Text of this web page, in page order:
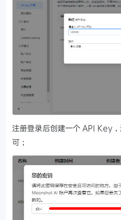
注册登录后创建一个 API Key
可；